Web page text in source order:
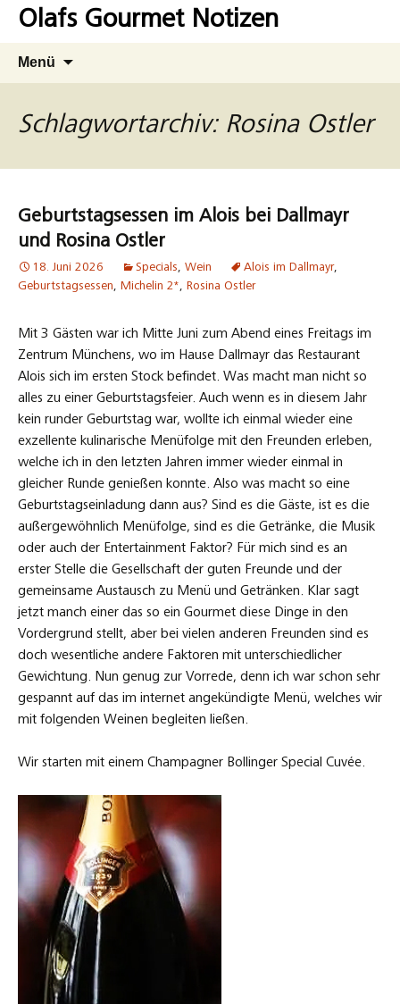
Zum
InhaltOlafs Gourmet Notizen
Menü
Schlagwortarchiv: Rosina Ostler
Geburtstagsessen im Alois bei Dallmayr
und Rosina Ostler
18. Juni 2026 Specials, Wein Alois im Dallmayr,
Geburtstagsessen, Michelin 2*, Rosina Ostler
Mit 3 Gästen war ich Mitte Juni zum Abend eines Freitags im
Zentrum Münchens, wo im Hause Dallmayr das Restaurant
Alois sich im ersten Stock befindet. Was macht man nicht so
alles zu einer Geburtstagsfeier. Auch wenn es in diesem Jahr
kein runder Geburtstag war, wollte ich einmal wieder eine
exzellente kulinarische Menüfolge mit den Freunden erleben,
welche ich in den letzten Jahren immer wieder einmal in
gleicher Runde genießen konnte. Also was macht so eine
Geburtstagseinladung dann aus? Sind es die Gäste, ist es die
außergewöhnlich Menüfolge, sind es die Getränke, die Musik
oder auch der Entertainment Faktor? Für mich sind es an
erster Stelle die Gesellschaft der guten Freunde und der
gemeinsame Austausch zu Menü und Getränken. Klar sagt
jetzt manch einer das so ein Gourmet diese Dinge in den
Vordergrund stellt, aber bei vielen anderen Freunden sind es
doch wesentliche andere Faktoren mit unterschiedlicher
Gewichtung. Nun genug zur Vorrede, denn ich war schon sehr
gespannt auf das im internet angekündigte Menü, welches wir
mit folgenden Weinen begleiten ließen.
Wir starten mit einem Champagner Bollinger Special Cuvée.